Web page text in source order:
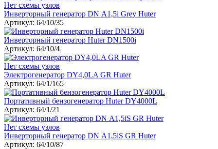
Нет схемы узлов
Инверторный генератор DN А1,5i Grey Huter
Артикул: 64/10/35
Инверторный генератор Huter DN1500i
Артикул: 64/10/4
Нет схемы узлов
Электрогенератор DY4,0LA GR Huter
Артикул: 64/1/165
Портативный бензогенератор Huter DY4000L
Артикул: 64/1/21
Нет схемы узлов
Инверторный генератор DN А1,5iS GR Huter
Артикул: 64/10/87